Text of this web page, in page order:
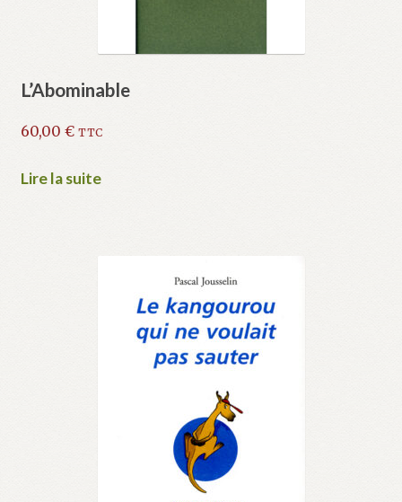
L’Abominable
60,00 € TTC
Lire la suite